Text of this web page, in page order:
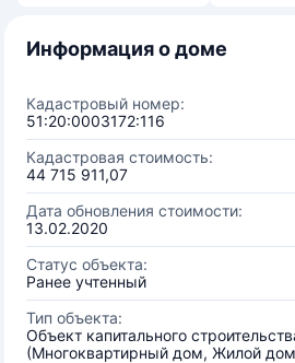
Информация о доме
Кадастровый номер:
51:20:0003172:116
Кадастровая стоимость:
44 715 911,07
Дата обновления стоимости:
13.02.2020
Статус объекта:
Ранее учтенный
Тип объекта:
Объект капитального
(Многоквартирный дом, Жилой